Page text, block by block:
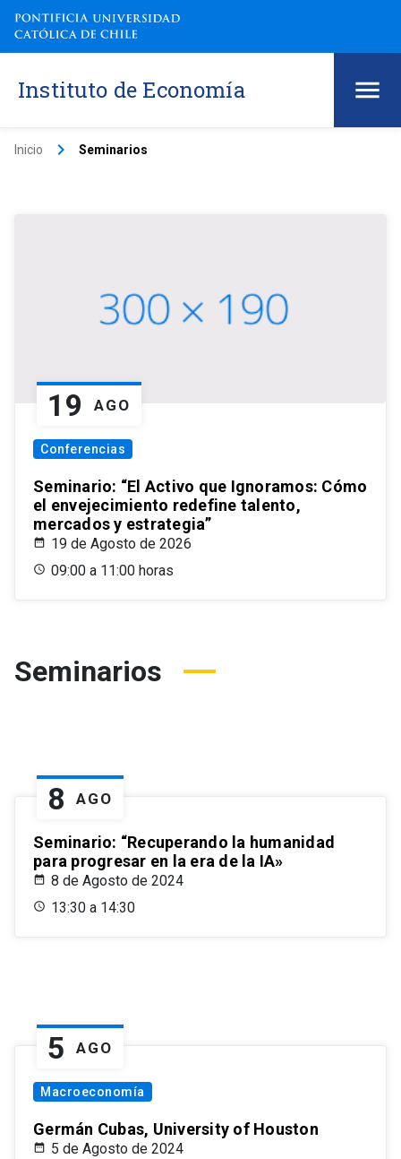
Instituto de Economía
Inicio keyboard_arrow_right Seminarios
19 AGO
Conferencias
Seminario: “El Activo que Ignoramos: Cómo
el envejecimiento redefine talento,
mercados y estrategia”
19 de Agosto de 2026
09:00 a 11:00 horas
Seminarios
8 AGO
Seminario: “Recuperando la humanidad
para progresar en la era de la IA»
8 de Agosto de 2024
13:30 a 14:30
5 AGO
Macroeconomía
Germán Cubas, University of Houston
5 de Agosto de 2024